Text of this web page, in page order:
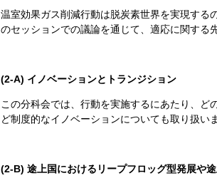
温室効果ガス削減行動は脱炭素世界を実現する
のセッションでの議論を通じて、適応に関する
(2-A) イノベーションとトランジション
この分科会では、行動を実施するにあたり、ど
ど制度的なイノベーションについても取り扱いま
(2-B) 途上国におけるリープフロッグ型発展や